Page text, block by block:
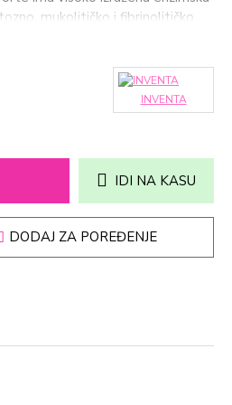
mukolitičko i fibrinolitičko
120 000 SPU*
smanjiti zapaljenje,
i ždrela, nakon preloma,
INVENTA
IDI NA KASU
DODAJ ZA POREĐENJE